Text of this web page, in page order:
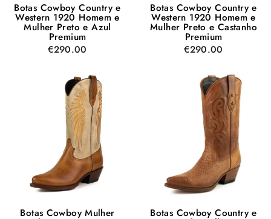
Botas Cowboy Country e
Western 1920 Homem e
Mulher Preto e Azul
Premium
€290.00
Botas Cowboy Country e
Western 1920 Homem e
Mulher Preto e Castanho
Premium
€290.00
Botas Cowboy Mulher Botas Cowboy Country e